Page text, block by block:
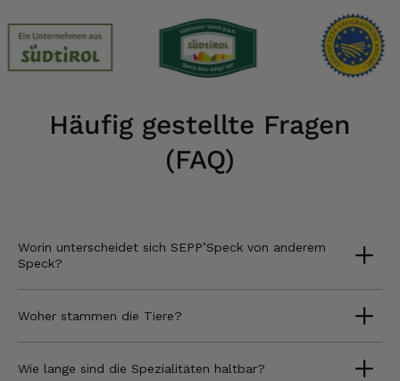
Häufig gestellte Fragen
(FAQ)
Worin unterscheidet sich SEPP’Speck von anderem
Speck?
Woher stammen die Tiere?
Wie lange sind die Spezialitäten haltbar?